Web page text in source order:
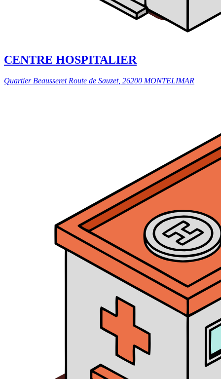
CENTRE HOSPITALIER
Quartier Beausseret Route de Sauzet, 26200 MONTELIMAR